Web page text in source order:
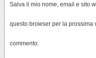
Salva il mio nome, email e sito
questo browser per la prossima
commento.